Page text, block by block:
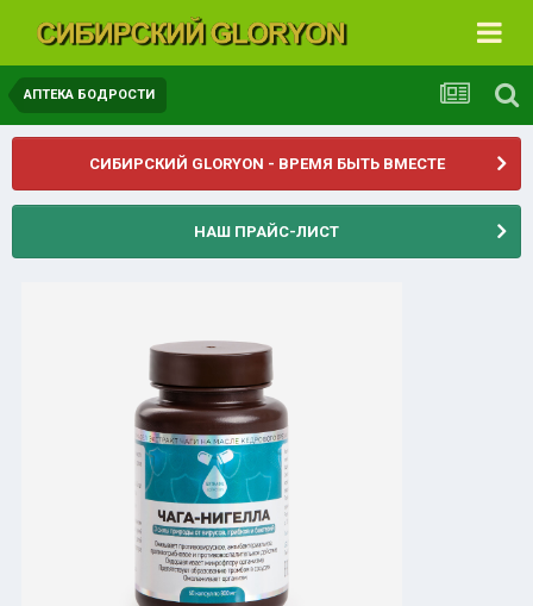
АПТЕКА БОДРОСТИ
СИБИРСКИЙ GLORYON - ВРЕМЯ БЫТЬ ВМЕСТЕ
НАШ ПРАЙС-ЛИСТ